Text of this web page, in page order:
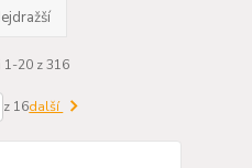
20 z 316
z 16další